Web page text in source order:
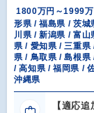
1800万円～1999
形県 / 福島県 / 茨城
川県 / 新潟県 / 富
県 / 愛知県 / 三重県
県 / 鳥取県 / 島根県
/ 高知県 / 福岡県 /
沖縄県
【適応